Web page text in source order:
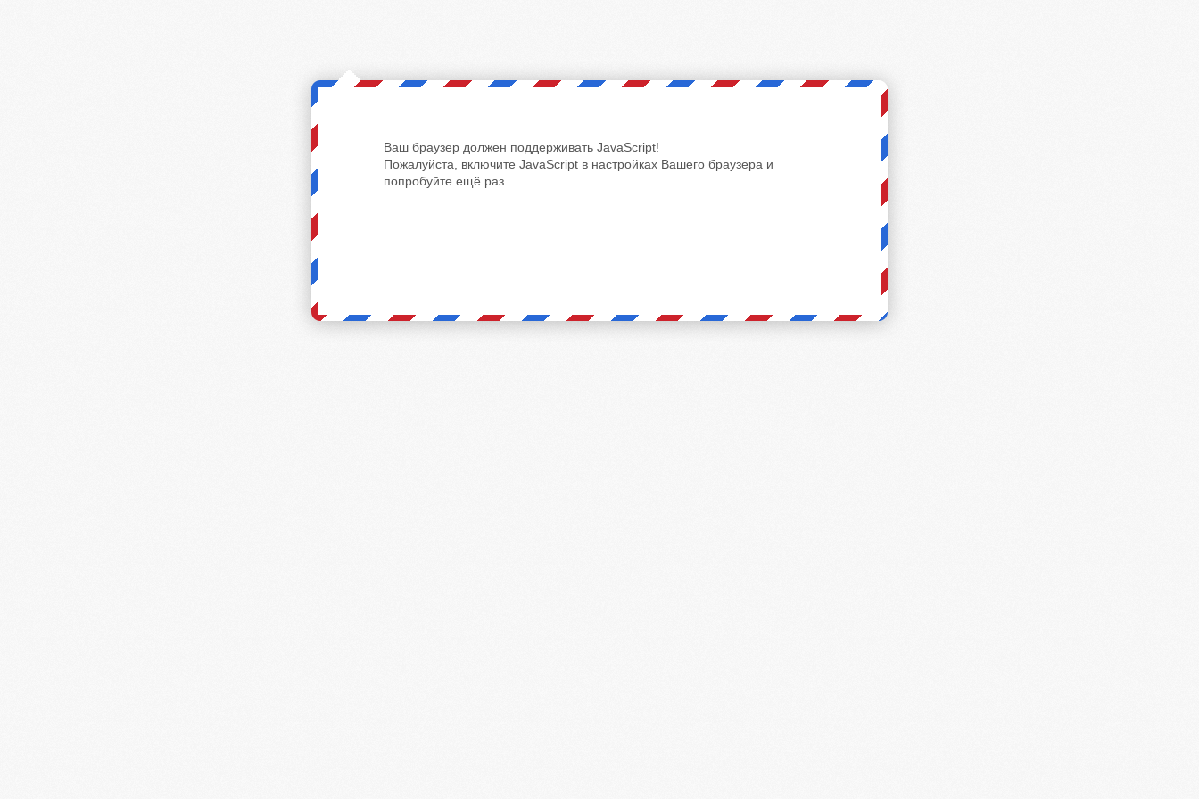
Ваш браузер должен поддерживать JavaScript!
Пожалуйста, включите JavaScript в настройках Вашего браузера и
попробуйте ещё раз